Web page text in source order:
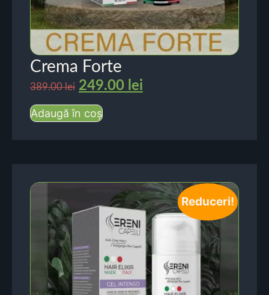
Crema Forte
389.00lei 249.00 lei
Adaugă în coș
Reduceri!